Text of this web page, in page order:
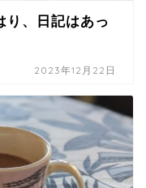
り、日記はあっ
2023年12月22日